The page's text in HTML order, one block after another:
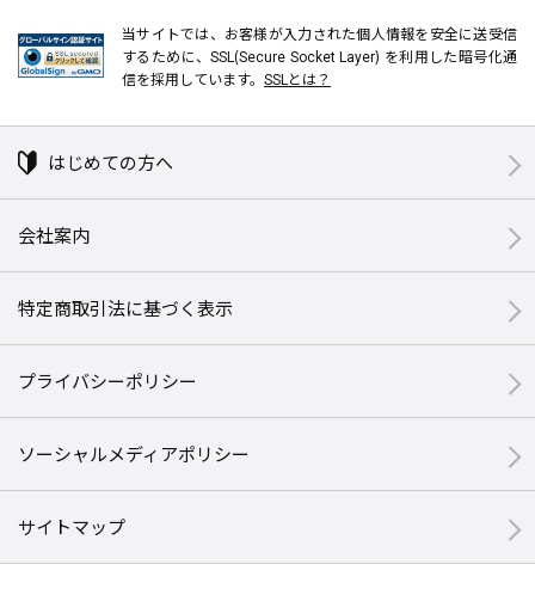
当サイトでは、お客様が入力された個人情報を安全に送受信
するために、SSL(Secure Socket Layer) を利用した暗号化通
信を採用しています。 SSLとは？
はじめての方へ
会社案内
特定商取引法に基づく表示
プライバシーポリシー
ソーシャルメディアポリシー
サイトマップ